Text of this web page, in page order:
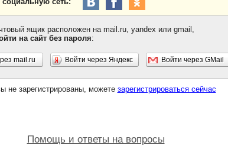
ящик расположен на mail.ru, yandex или gmail,
на сайт без пароля:
mail.ru Войти через Яндекс Войти через GMail
не зарегистрированы, можете зарегистрироваться сейчас
Помощь и ответы на вопросы